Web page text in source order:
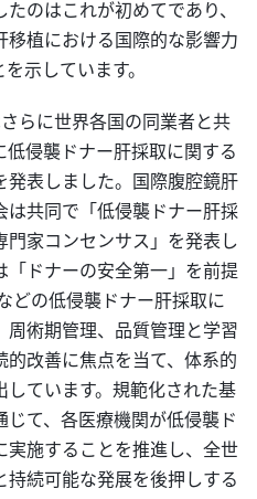
のはこれが初めてであり、
移植における国際的な影響力
示しています。
らに世界各国の同業者と共
低侵襲ドナー肝採取に関する
発表しました。国際腹腔鏡肝
は共同で「低侵襲ドナー肝採
家コンセンサス」を発表し
「ドナーの安全第一」を前提
どの低侵襲ドナー肝採取に
周術期管理、品質管理と学習
改善に焦点を当て、体系的
ています。規範化された基
て、各医療機関が低侵襲ド
実施することを推進し、全世
続可能な発展を後押しする